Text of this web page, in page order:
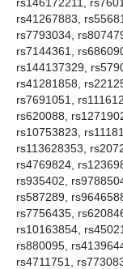
rs41267883,
rs7793034,
rs7144361,
rs144137329,
rs41281858,
rs7691051,
rs620088,
rs10753823,
rs113628353,
rs4769824,
rs935402,
rs587289,
rs7756435,
rs10163854,
rs880095,
rs4711751,